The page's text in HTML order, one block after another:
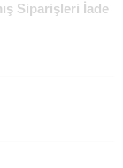
Siparişleri İade